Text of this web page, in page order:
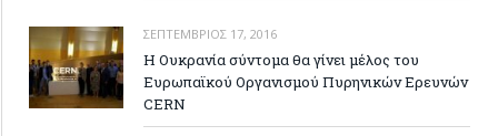
ΣΕΠΤΈΜΒΡΙΟΣ 17, 2016
Η Ουκρανία σύντομα θα γίνει μέλος του
Ευρωπαϊκού Οργανισμού Πυρηνικών Ερευνών
CERN